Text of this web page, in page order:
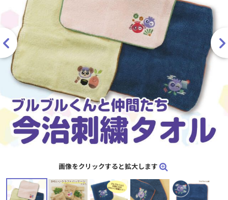
画像をクリックすると拡大します
画像をクリックすると拡大します